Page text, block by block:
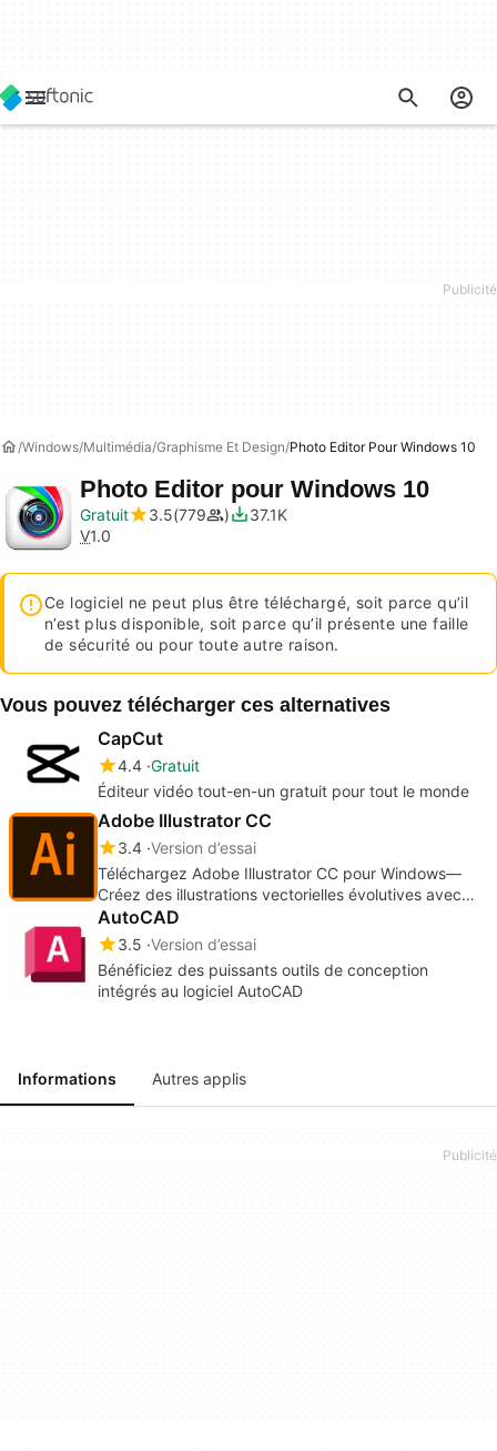
Windows Multimédia Graphisme Et Design Photo Editor Pour Windows 10
Photo Editor pour Windows 10
Gratuit 3.5 779
37.1K
V1.0
Ce logiciel ne peut plus être téléchargé, soit parce qu’il
n’est plus disponible, soit parce qu’il présente une faille
de sécurité ou pour toute autre raison.
Vous pouvez télécharger ces alternatives
CapCut
4.4 Gratuit
Éditeur vidéo tout-en-un gratuit pour tout le monde
Adobe Illustrator CC
3.4 Version d’essai
Téléchargez Adobe Illustrator CC pour Windows—
Créez des illustrations vectorielles évolutives avec
précision
AutoCAD
3.5 Version d’essai
Bénéficiez des puissants outils de conception
intégrés au logiciel AutoCAD
Informations Autres applis